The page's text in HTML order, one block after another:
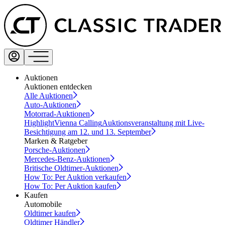
Auktionen
Auktionen entdecken
Alle Auktionen
Auto-Auktionen
Motorrad-Auktionen
HighlightVienna CallingAuktionsveranstaltung mit Live-
Besichtigung am 12. und 13. September
Marken & Ratgeber
Porsche-Auktionen
Mercedes-Benz-Auktionen
Britische Oldtimer-Auktionen
How To: Per Auktion verkaufen
How To: Per Auktion kaufen
Kaufen
Automobile
Oldtimer kaufen
Oldtimer Händler